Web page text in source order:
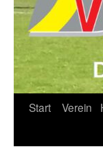
Start Verein